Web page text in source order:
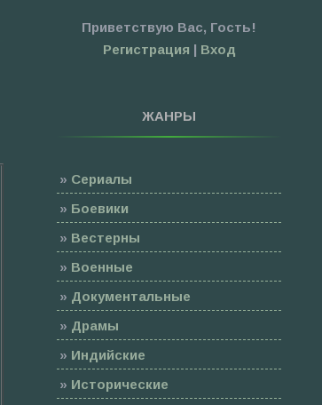
Приветствую Вас, Гость!
Регистрация | Вход
ЖАНРЫ
» Сериалы
» Боевики
» Вестерны
» Военные
» Документальные
» Драмы
» Индийские
» Исторические